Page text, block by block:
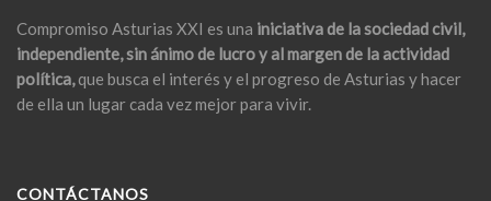
Compromiso Asturias XXI es una iniciativa de la sociedad civil,
independiente, sin ánimo de lucro y al margen de la actividad
política,que busca el interés y el progreso de Asturias y hacer
de ella un lugar cada vez mejor para vivir.
CONTÁCTANOS